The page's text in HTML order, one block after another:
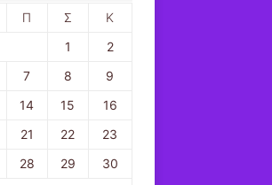
Π Σ
Κ
1
2
7 8
9
14 15
16
21 22
23
28 29
30